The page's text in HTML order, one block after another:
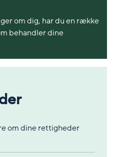
om dig, har du en række
behandler dine
om dine rettigheder